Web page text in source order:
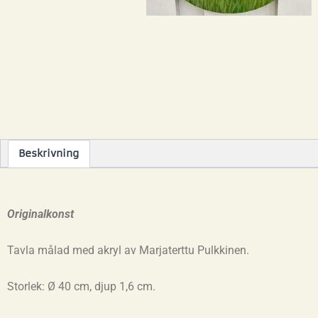
Beskrivning
Originalkonst
Tavla målad med akryl av Marjaterttu Pulkkinen.
Storlek: Ø 40 cm, djup 1,6 cm.